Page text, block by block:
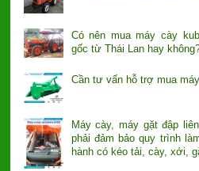
Có nên mua máy cày
gốc từ Thái Lan hay
Cần tư vấn hỗ trợ mua
Máy cày, máy gặt đập
phải đảm bảo quy trình
hành có kéo tải, cày, xới,